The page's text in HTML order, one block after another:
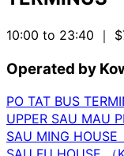
10:00 to 23:40 ｜
Operated by
PO TAT BUS
UPPER SAU MAU
SAU MING HOUSE